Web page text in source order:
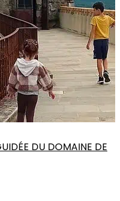
DU DOMAINE DE